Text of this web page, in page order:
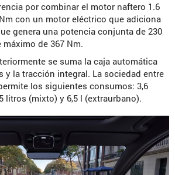
por combinar el motor naftero 1.6
con un motor eléctrico que adiciona
genera una potencia conjunta de 230
de 367 Nm.
se suma la caja automática
y la tracción integral. La sociedad entre
los siguientes consumos: 3,6
litros (mixto) y 6,5 l (extraurbano).